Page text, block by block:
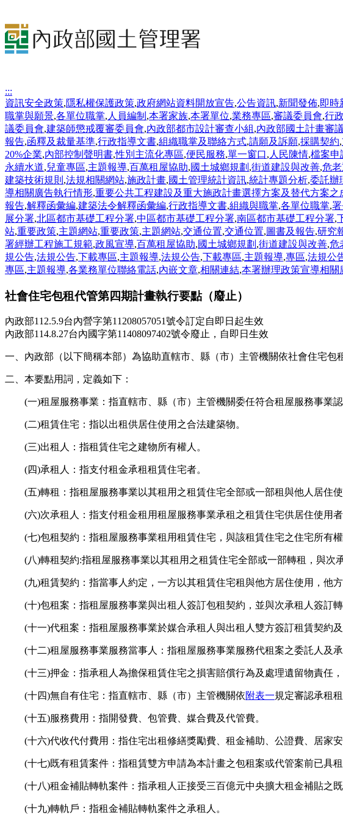
:::
資訊安全政策,隱私權保護政策,政府網站資料開放宣告,公告資訊,新聞發佈,即時
職掌與願景,各單位職掌, 人員編制 ,本署家族,本署單位,業務專區,審議委員會,行
議委員會,建築師懲戒覆審委員會,內政部都市設計審查小組,內政部國土計畫審
報告,函釋及裁量基準,行政指導文書,組織職掌及聯絡方式,請願及訴願,採購契約,
20%企業,內部控制聲明書,性別主流化專區,便民服務,單一窗口, 人民陳情,檔案申
永續水道,兒童專區,主題報導,百萬租屋協助,國土城鄉規劃 ,街道建設與改善,危
建築技術規則 ,法規相關網站,施政計畫,國土管理統計資訊,統計專題分析,委託辦
導相關廣告執行情形,重要公共工程建設及重大施政計畫選擇方案及替代方案之
報告,解釋函彙編,建築法令解釋函彙編,行政指導文書,組織與職掌,各單位職掌,
展分署,北區都市基礎工程分署,中區都市基礎工程分署,南區都市基礎工程分署,
站,重要政策,主題網站,重要政策,主題網站,交通位置,交通位置,圖書及報告,研究
署經辦工程施工規範,政風宣導,百萬租屋協助,國土城鄉規劃 ,街道建設與改善,危
規公告,法規公告,下載專區,主題報導,法規公告,下載專區,主題報導,專區,法規公
專區,主題報導,各業務單位聯絡電話,內嵌文章,相關連結,本署辦理政策宣導相關
社會住宅包租代管第四期計畫執行要點（廢止）
內政部112.5.9台內營字第11208057051號令訂定自即日起生效
內政部114.8.27台內國字第11408097402號令廢止，自即日生效
一、內政部（以下簡稱本部）為協助直轄市、縣（市）主管機關依社會住宅
二、本要點用詞，定義如下：
(一)租屋服務事業：指直轄市、縣（市）主管機關委任符合租屋服務事業
(二)租賃住宅：指以出租供居住使用之合法建築物。
(三)出租人：指租賃住宅之建物所有權人。
(四)承租人：指支付租金承租租賃住宅者。
(五)轉租：指租屋服務事業以其租用之租賃住宅全部或一部租與他人居住
(六)次承租人：指支付租金租用租屋服務事業承租之租賃住宅供居住使用者
(七)包租契約：指租屋服務事業租用租賃住宅，與該租賃住宅之住宅所有權
(八)轉租契約:指租屋服務事業以其租用之租賃住宅全部或一部轉租，與次
(九)租賃契約：指當事人約定，一方以其租賃住宅租與他方居住使用，他方
(十)包租案：指租屋服務事業與出租人簽訂包租契約，並與次承租人簽訂
(十一)代租案：指租屋服務事業於媒合承租人與出租人雙方簽訂租賃契約及
(十二)租屋服務事業服務當事人：指租屋服務事業服務代租案之委託人及
(十三)押金：指承租人為擔保租賃住宅之損害賠償行為及處理遺留物責任，
(十四)無自有住宅：指直轄市、縣（市）主管機關依附表一規定審認承租
(十五)服務費用：指開發費、包管費、媒合費及代管費。
(十六)代收代付費用：指住宅出租修繕獎勵費、租金補助、公證費、居家
(十七)既有租賃案件：指租賃雙方申請為本計畫之包租案或代管案前已具租
(十八)租金補貼轉軌案件：指承租人正接受三百億元中央擴大租金補貼之
(十九)轉軌戶：指租金補貼轉軌案件之承租人。